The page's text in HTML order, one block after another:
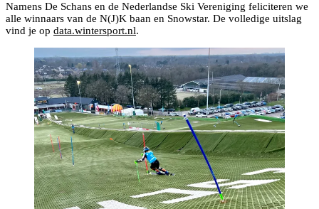
Namens De Schans en de Nederlandse Ski Vereniging feliciteren we
alle winnaars van de N(J)K baan en Snowstar. De volledige uitslag
vind je op data.wintersport.nl.